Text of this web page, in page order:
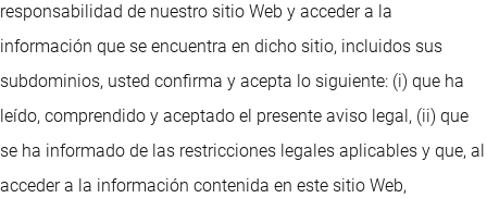
responsabilidad de nuestro sitio Web y acceder a la
información que se encuentra en dicho sitio, incluidos sus
subdominios, usted confirma y acepta lo siguiente: (i) que ha
leído, comprendido y aceptado el presente aviso legal, (ii) que
se ha informado de las restricciones legales aplicables y que, al
acceder a la información contenida en este sitio Web,